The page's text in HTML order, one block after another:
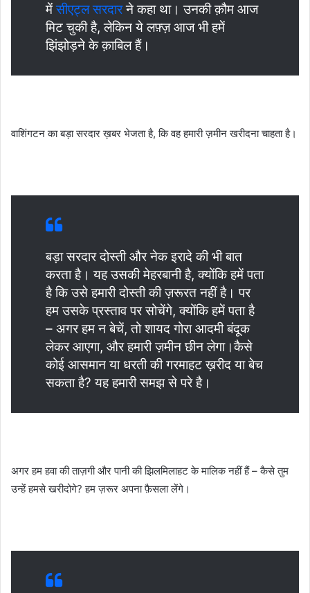
मेंसीएट्ल सरदारने कहा था। उनकी क़ौम आज
मिट चुकी है, लेकिन ये लफ़्ज़ आज भी हमें
झिंझोड़ने के क़ाबिल हैं।
वाशिंगटन का बड़ा सरदार ख़बर भेजता है, कि वह हमारी ज़मीन खरीदना चाहता है।
बड़ा सरदार दोस्ती और नेक इरादे की भी बात
करता है। यह उसकी मेहरबानी है, क्योंकि हमें पता
है कि उसे हमारी दोस्ती की ज़रूरत नहीं है। पर
हम उसके प्रस्ताव पर सोचेंगे, क्योंकि हमें पता है
– अगर हम न बेचें, तो शायद गोरा आदमी बंदूक
लेकर आएगा, और हमारी ज़मीन छीन लेगा।कैसे
कोई आसमान या धरती की गरमाहट ख़रीद या बेच
सकता है? यह हमारी समझ से परे है।
अगर हम हवा की ताज़गी और पानी की झिलमिलाहट के मालिक नहीं हैं – कैसे तुम
उन्हें हमसे खरीदोगे? हम ज़रूर अपना फ़ैसला लेंगे।